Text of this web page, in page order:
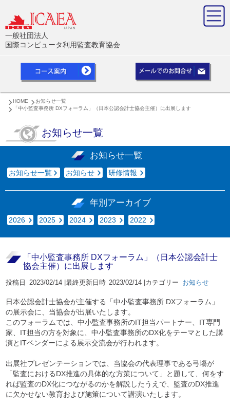
一般社団法人
国際コンピュータ利用監査教育協会
HOME
お知らせ一覧
「中小監査事務所 DXフォーラム」（日本公認会計士協会主催）に出展します
お知らせ一覧
お知らせ一覧
お知らせ一覧 お知らせ 研修情報
年別アーカイブ
2026 2025 2024 2023 2022
「中小監査事務所 DXフォーラム」（日本公認会計士
協会主催）に出展します
投稿日 2023/02/14 | 最終更新日時 2023/02/14 | カテゴリー お知らせ
日本公認会計士協会が主催する「中小監査事務所 DXフォーラム」
の展示会に、当協会が出展いたします。
このフォーラムでは、中小監査事務所のIT担当パートナー、IT専門
家、IT担当の方を対象に、中小監査事務所のDX化をテーマとした講
演とITベンダーによる展示交流会が行われます。
出展社プレゼンテーションでは、当協会の代表理事である弓塲が
「監査におけるDX推進の具体的な方策について」と題して、何をす
れば監査のDX化につながるのかを解説したうえで、監査のDX推進
に欠かせない教育および施策について講演いたします。